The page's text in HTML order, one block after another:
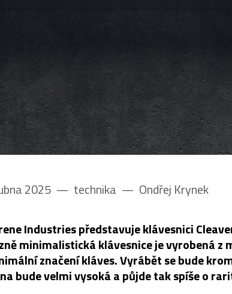
2025 –– technika –– Ondřej Krynek
Industries představuje klávesnici
minimalistická klávesnice je vyrobená z
značení kláves. Vyrábět se bude
bude velmi vysoká a půjde tak spíše o